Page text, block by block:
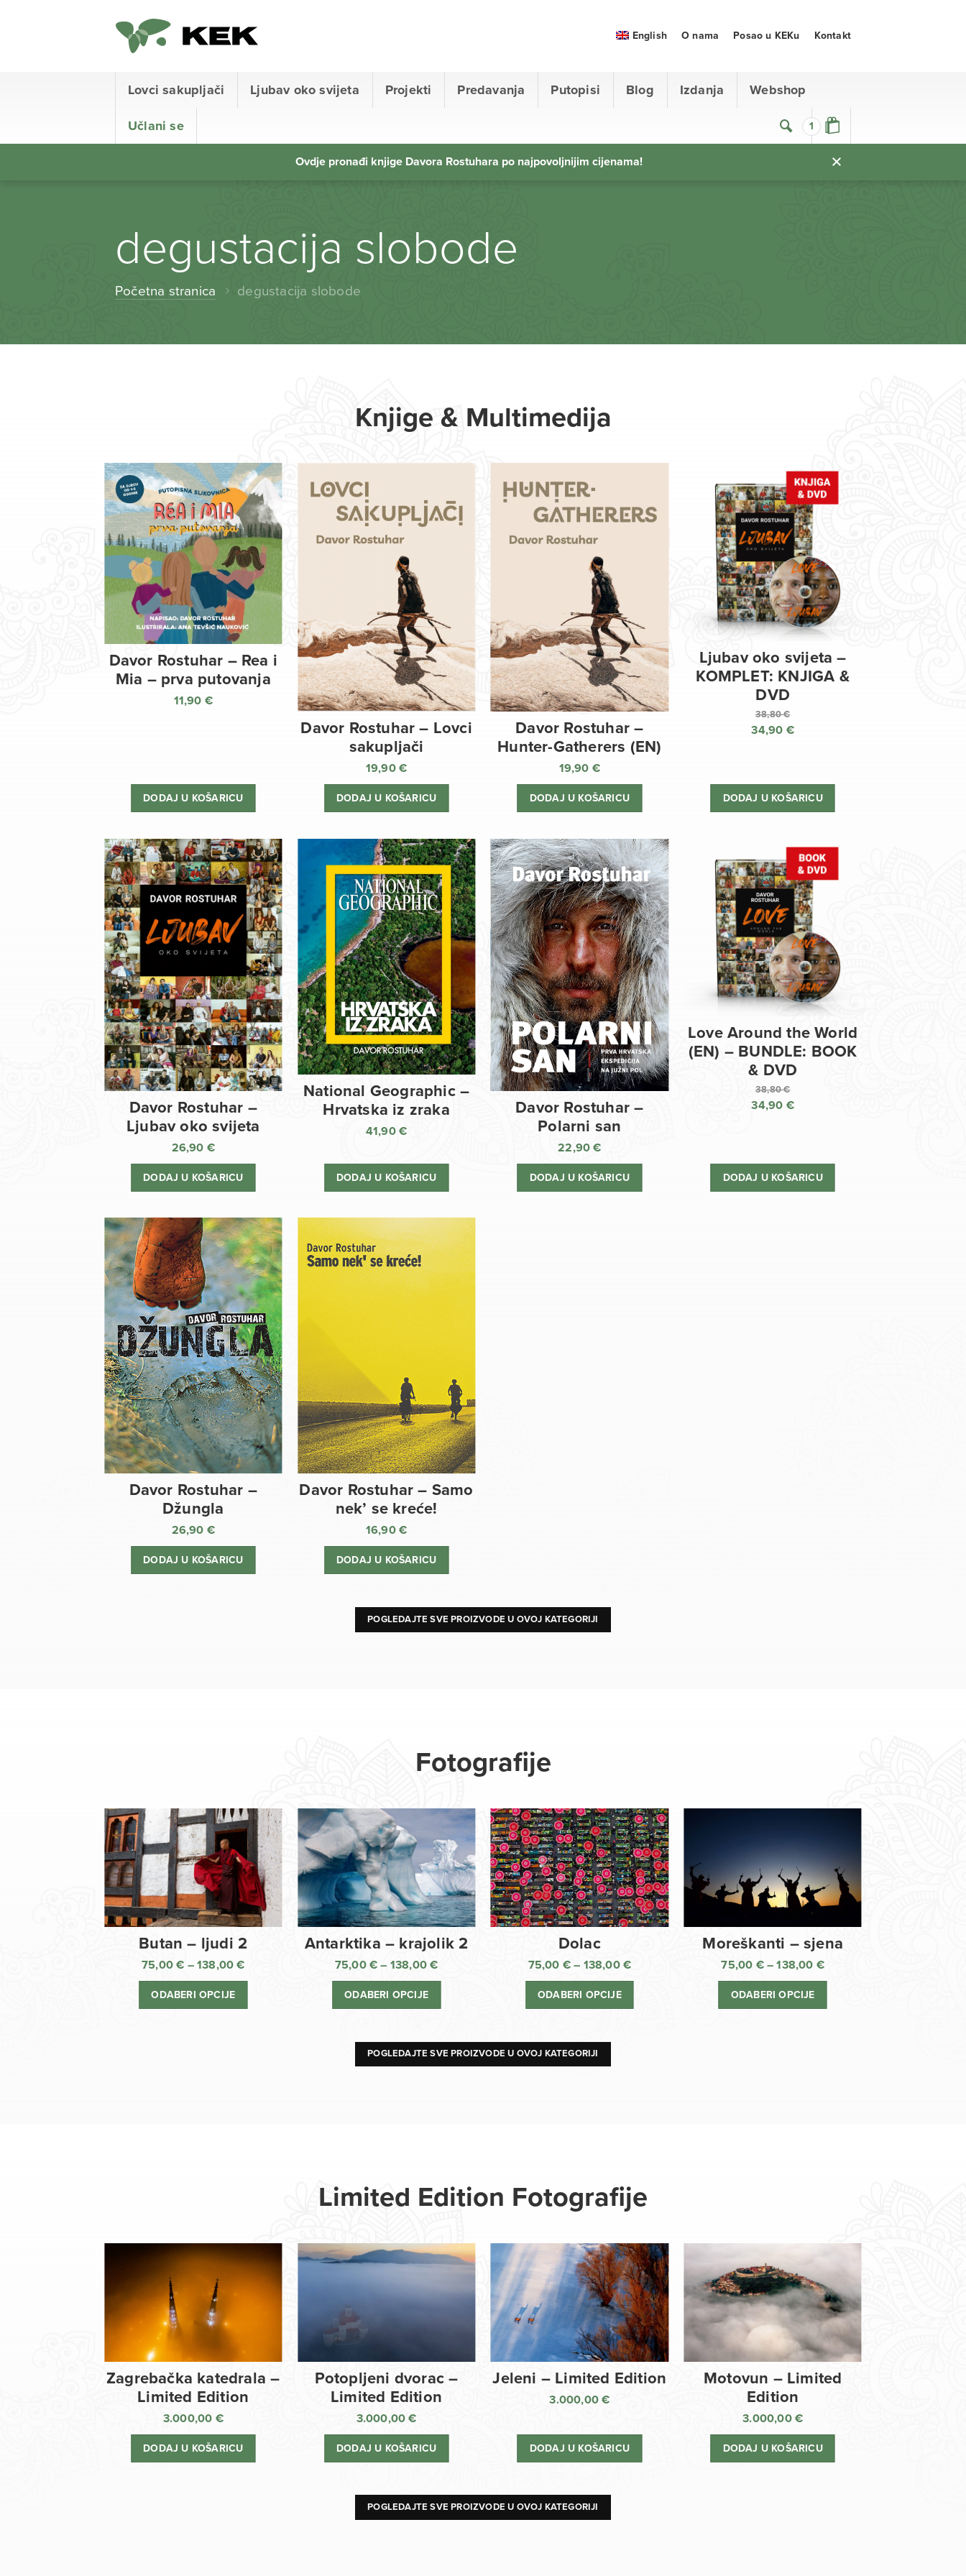
1
Lovci sakupljači Ljubav oko svijeta Projekti Predavanja Putopisi Blog Izdanja Webshop
Učlani se
English O nama Posao u KEKu Kontakt
Ovdje pronađi knjige Davora Rostuhara po najpovoljnijim cijenama!
degustacija slobode
Početna stranica degustacija slobode
Knjige & Multimedija
Davor Rostuhar – Rea i
Mia – prva putovanja
11,90 €
DODAJ U KOŠARICU
Davor Rostuhar – Lovci
sakupljači
19,90€
DODAJ U KOŠARICU
Davor Rostuhar –
Hunter-Gatherers (EN)
19,90 €
DODAJ U KOŠARICU
Ljubav oko svijeta –
KOMPLET: KNJIGA &
DVD
38,80€
Izvorna
je:
38,80 €.
34,90 €
je:
34,90 €.
DODAJ U KOŠARICU
Davor Rostuhar –
Ljubav oko svijeta
26,90 €
DODAJ U KOŠARICU
National Geographic –
Hrvatska iz zraka
41,90€
DODAJ U KOŠARICU
Davor Rostuhar –
Polarni san
22,90€
DODAJ U KOŠARICU
Love Around the World
(EN) – BUNDLE: BOOK
& DVD
38,80€
Izvorna
je:
38,80 €.
34,90 €
je:
34,90 €.
DODAJ U KOŠARICU
Davor Rostuhar –
Džungla
26,90 €
DODAJ U KOŠARICU
Davor Rostuhar – Samo
nek’ se kreće!
16,90€
DODAJ U KOŠARICU
POGLEDAJTE SVE PROIZVODE U OVOJ KATEGORIJI
Fotografije
Butan – ljudi 2
75,00€ – 138,00€
ODABERI OPCIJE
Antarktika – krajolik 2
75,00 € – 138,00€
138,00 €
ODABERI OPCIJE
Dolac
75,00 € – 138,00 €
cijena:
ODABERI OPCIJE
Moreškanti – sjena
75,00 € – 138,00 €Raspon
cijena:
ODABERI OPCIJE
POGLEDAJTE SVE PROIZVODE U OVOJ KATEGORIJI
Limited Edition Fotografije
Zagrebačka katedrala –
Limited Edition
3.000,00 €
DODAJ U KOŠARICU
Potopljeni dvorac –
Limited Edition
3.000,00€
DODAJ U KOŠARICU
Jeleni – Limited Edition
3.000,00€
DODAJ U KOŠARICU
Motovun – Limited
Edition
3.000,00 €
DODAJ U KOŠARICU
POGLEDAJTE SVE PROIZVODE U OVOJ KATEGORIJI